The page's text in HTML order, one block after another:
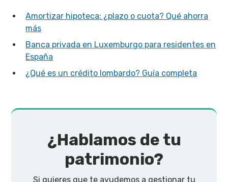
Amortizar hipoteca: ¿plazo o cuota? Qué ahorra
más
Banca privada en Luxemburgo para residentes en
España
¿Qué es un crédito lombardo? Guía completa
¿Hablamos de tu
patrimonio?
Si quieres que te ayudemos a gestionar tu